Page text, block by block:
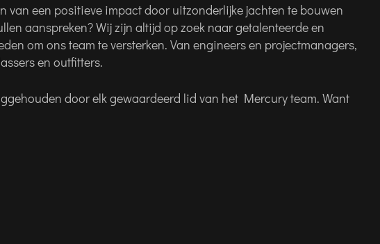
van een positieve impact door uitzonderlijke jachten te bouwen
aanspreken? Wij zijn altijd op zoek naar getalenteerde en
om ons team te versterken. Van engineers en projectmanagers,
en outfitters.
door elk gewaardeerd lid van het Mercury team. Want